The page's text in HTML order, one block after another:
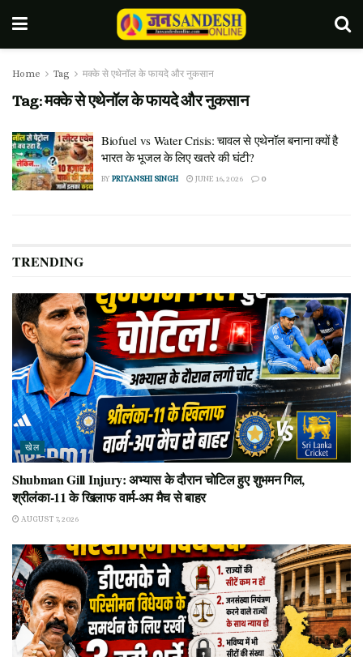
Home Tag मक्के से एथेनॉल के फायदे और नुकसान
Tag:मक्के से एथेनॉल के फायदे और नुकसान
Biofuel vs Water Crisis: चावल से एथेनॉल बनाना क्यों है
भारत के भूजल के लिए खतरे की घंटी?
BYPRIYANSHI SINGH JUNE 16, 2026 0
TRENDING
खेल
Shubman Gill Injury: अभ्यास के दौरान चोटिल हुए शुभमन गिल,
श्रीलंका-11 के खिलाफ वार्म-अप मैच से बाहर
AUGUST 7, 2026